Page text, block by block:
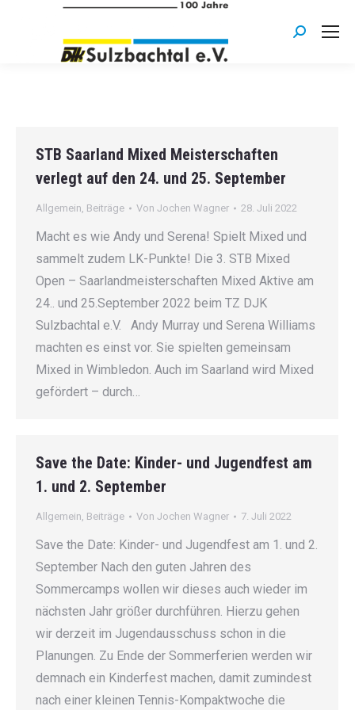
Search:
STB Saarland Mixed Meisterschaften
verlegt auf den 24. und 25. September
Allgemein, Beiträge Von Jochen Wagner 28. Juli 2022
Macht es wie Andy und Serena! Spielt Mixed und
sammelt zudem LK-Punkte! Die 3. STB Mixed
Open – Saarlandmeisterschaften Mixed Aktive am
24.. und 25.September 2022 beim TZ DJK
Sulzbachtal e.V. Andy Murray und Serena Williams
machten es einst vor. Sie spielten gemeinsam
Mixed in Wimbledon. Auch im Saarland wird Mixed
gefördert – durch…
Save the Date: Kinder- und Jugendfest am
1. und 2. September
Allgemein, Beiträge Von Jochen Wagner 7. Juli 2022
Save the Date: Kinder- und Jugendfest am 1. und 2.
September Nach den guten Jahren des
Sommercamps wollen wir dieses auch wieder im
nächsten Jahr größer durchführen. Hierzu gehen
wir derzeit im Jugendausschuss schon in die
Planungen. Zu Ende der Sommerferien werden wir
demnach ein Kinderfest machen, damit zumindest
nach einer kleinen Tennis-Kompaktwoche die